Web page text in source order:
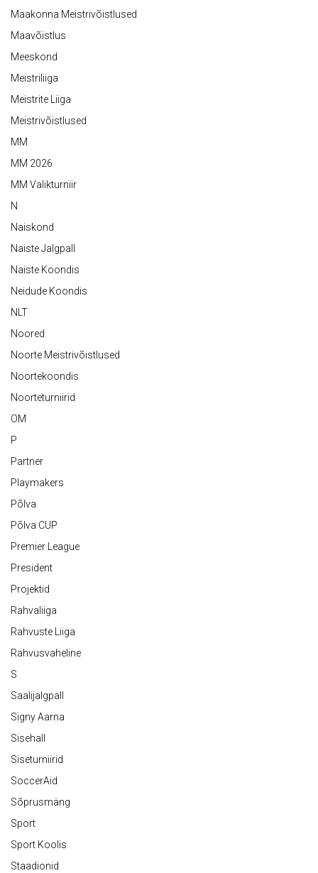
Maakonna Meistrivõistlused
Maavõistlus
Meeskond
Meistriliiga
Meistrite Liiga
Meistrivõistlused
MM
MM 2026
MM Valikturniir
N
Naiskond
Naiste Jalgpall
Naiste Koondis
Neidude Koondis
NLT
Noored
Noorte Meistrivõistlused
Noortekoondis
Noorteturniirid
OM
P
Partner
Playmakers
Põlva
Põlva CUP
Premier League
President
Projektid
Rahvaliiga
Rahvuste Liiga
Rahvusvaheline
S
Saalijalgpall
Signy Aarna
Sisehall
Siseturniirid
SoccerAid
Sõprusmäng
Sport
Sport Koolis
Staadionid